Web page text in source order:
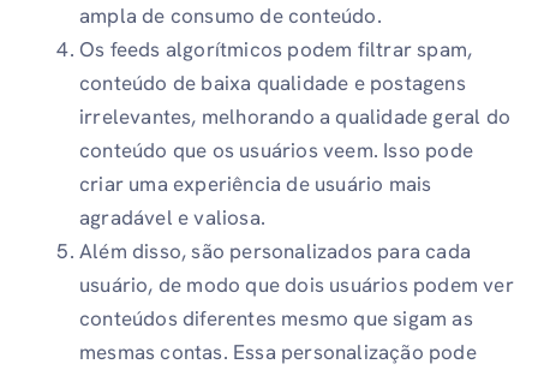
ampla de consumo de conteúdo.
Os feeds algorítmicos podem filtrar spam,
conteúdo de baixa qualidade e postagens
irrelevantes, melhorando a qualidade geral do
conteúdo que os usuários veem. Isso pode
criar uma experiência de usuário mais
agradável e valiosa.
Além disso, são personalizados para cada
usuário, de modo que dois usuários podem ver
conteúdos diferentes mesmo que sigam as
mesmas contas. Essa personalização pode